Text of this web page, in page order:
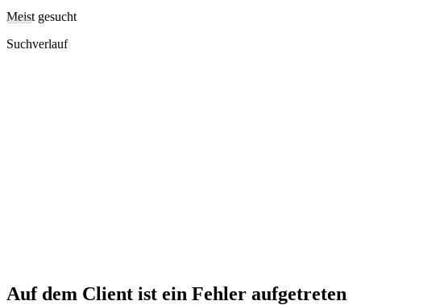
Meist gesucht
Suchverlauf
Auf dem Client ist ein Fehler aufgetreten